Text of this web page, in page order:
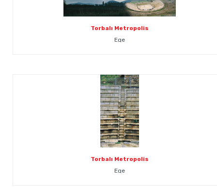
Torbalı Metropolis
Ege
Torbalı Metropolis
Ege